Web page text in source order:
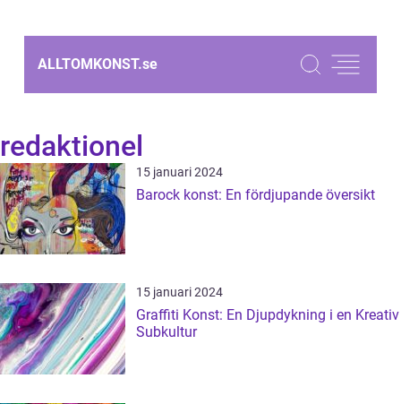
ALLTOMKONST.se
redaktionel
15 januari 2024
Barock konst: En fördjupande översikt
15 januari 2024
Graffiti Konst: En Djupdykning i en Kreativ
Subkultur